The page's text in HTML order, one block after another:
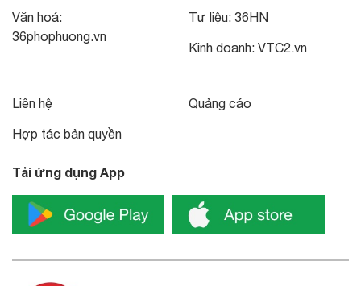
Văn hoá:
36phophuong.vn
Tư liệu: 36HN
Kinh doanh: VTC2.vn
Liên hệ
Hợp tác bản quyền
Quảng cáo
Tải ứng dụng App